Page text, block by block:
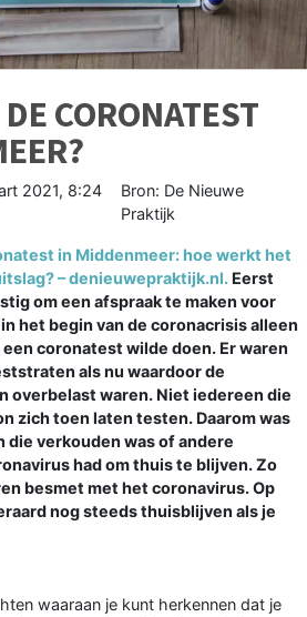
CORONATEST
2021, 8:24
Bron: De Nieuwe
Praktijk
in Middenmeer: hoe werkt het
– denieuwepraktijk.nl. Eerst
om een afspraak te maken voor
het begin van de coronacrisis alleen
een coronatest wilde doen. Er waren
als nu waardoor de
overbelast waren. Niet iedereen die
zich toen laten testen. Daarom was
die verkouden was of andere
had om thuis te blijven. Zo
besmet met het coronavirus. Op
nog steeds thuisblijven als je
waaraan je kunt herkennen dat je